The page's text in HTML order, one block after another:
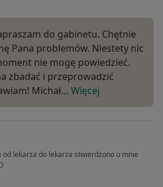
do gabinetu. Chętnie
Pana problemów. Niestety nic
nie mogę powiedzieć.
zbadać i przeprowadzić
Michał… Więcej
lekarza do lekarza stwierdzono u mnie